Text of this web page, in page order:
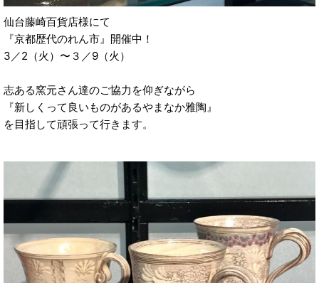
仙台藤崎百貨店様にて
『京都歴代のれん市』開催中！
3／2（火）〜３／9（火）
志ある窯元さん達のご協力を仰ぎながら
『新しくって良いものがあるやまなか雅陶』
を目指して頑張って行きます。